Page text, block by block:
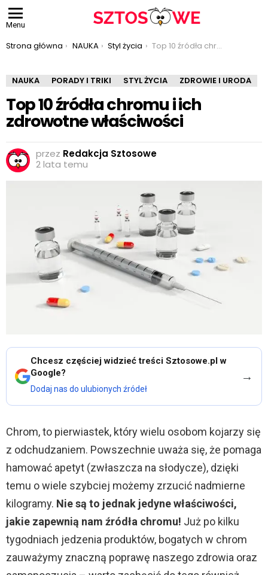
Menu
Jesteś tutaj:
Strona główna NAUKA Styl życia Top 10 źródła chromu i ich zdrowotne właściwości
NAUKA PORADY I TRIKI STYL ŻYCIA ZDROWIE I URODA
Top 10 źródła chromu i ich
zdrowotne właściwości
przez Redakcja Sztosowe
2 lata temu
Chcesz częściej widzieć treści Sztosowe.pl w
Google?
Dodaj nas do ulubionych źródeł
→
Chrom, to pierwiastek, który wielu osobom kojarzy się
z odchudzaniem. Powszechnie uważa się, że pomaga
hamować apetyt (zwłaszcza na słodycze), dzięki
temu o wiele szybciej możemy zrzucić nadmierne
kilogramy. Nie są to jednak jedyne właściwości,
jakie zapewnią nam źródła chromu! Już po kilku
tygodniach jedzenia produktów, bogatych w chrom
zauważymy znaczną poprawę naszego zdrowia oraz